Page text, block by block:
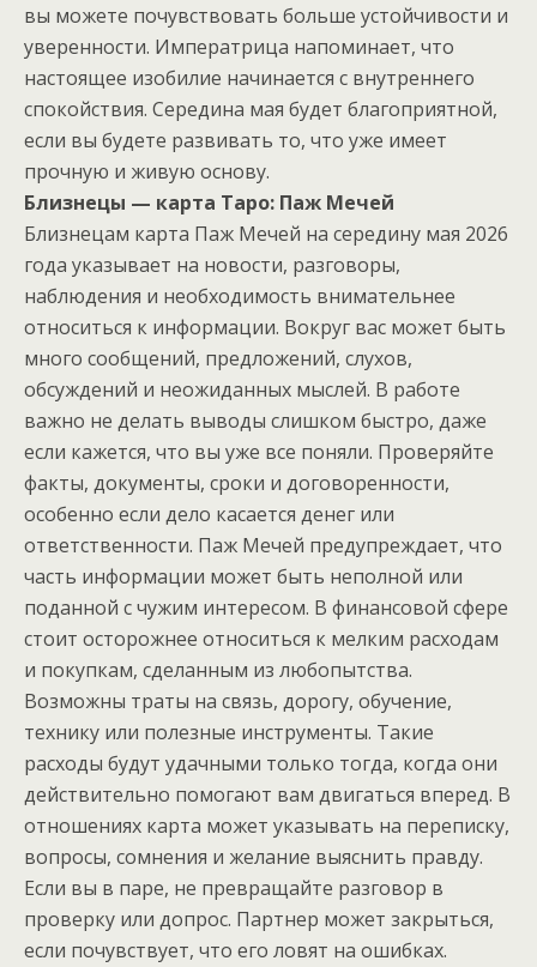
вы можете почувствовать больше устойчивости и
уверенности. Императрица напоминает, что
настоящее изобилие начинается с внутреннего
спокойствия. Середина мая будет благоприятной,
если вы будете развивать то, что уже имеет
прочную и живую основу.
Близнецы — карта Таро: Паж Мечей
Близнецам карта Паж Мечей на середину мая 2026
года указывает на новости, разговоры,
наблюдения и необходимость внимательнее
относиться к информации. Вокруг вас может быть
много сообщений, предложений, слухов,
обсуждений и неожиданных мыслей. В работе
важно не делать выводы слишком быстро, даже
если кажется, что вы уже все поняли. Проверяйте
факты, документы, сроки и договоренности,
особенно если дело касается денег или
ответственности. Паж Мечей предупреждает, что
часть информации может быть неполной или
поданной с чужим интересом. В финансовой сфере
стоит осторожнее относиться к мелким расходам
и покупкам, сделанным из любопытства.
Возможны траты на связь, дорогу, обучение,
технику или полезные инструменты. Такие
расходы будут удачными только тогда, когда они
действительно помогают вам двигаться вперед. В
отношениях карта может указывать на переписку,
вопросы, сомнения и желание выяснить правду.
Если вы в паре, не превращайте разговор в
проверку или допрос. Партнер может закрыться,
если почувствует, что его ловят на ошибках.